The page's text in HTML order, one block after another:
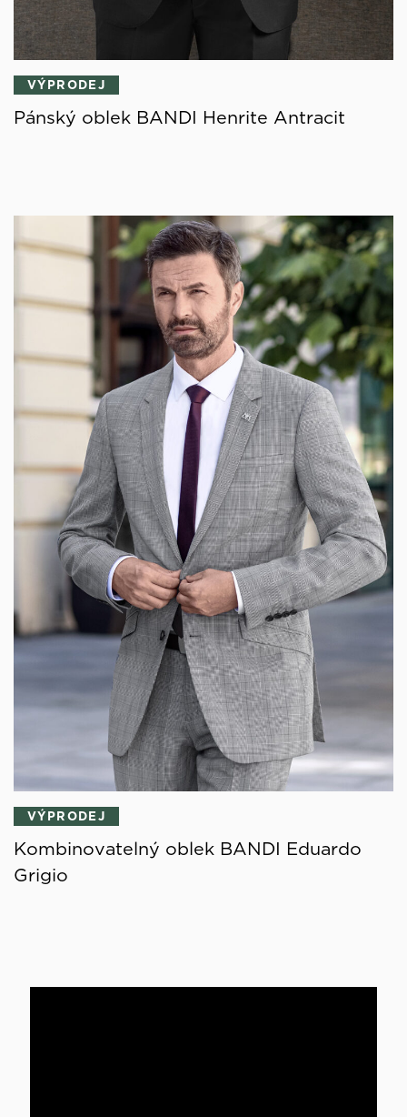
VÝPRODEJ
Pánský oblek BANDI Henrite Antracit
VÝPRODEJ
Kombinovatelný oblek BANDI Eduardo
Grigio